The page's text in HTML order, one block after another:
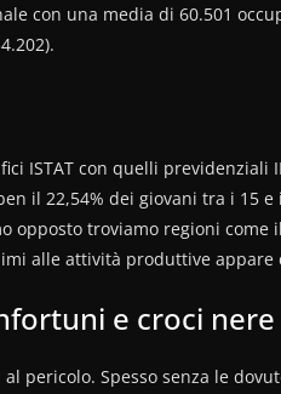
con una media di 60.501
ISTAT con quelli previdenziali
il 22,54% dei giovani tra i 15 e
opposto troviamo regioni come
alle attività produttive
e croci nere
pericolo. Spesso senza le